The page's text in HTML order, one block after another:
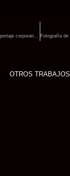
Fotografía de Reportaje. Reportaje corporativo LaMont.
OTROS TRABAJOS